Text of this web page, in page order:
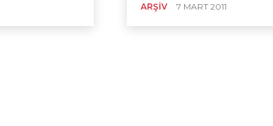
ARŞIV 7 MART 2011